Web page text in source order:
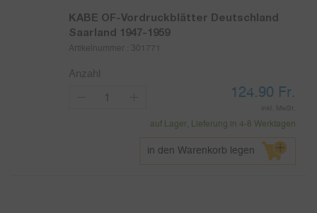
KABE OF-Vordruckblätter Deutschland
Saarland 1947-1959
Artikelnummer : 301771
Anzahl
124.90 Fr.
inkl. MwSt.
auf Lager, Lieferung in 4-8 Werktagen
in den Warenkorb legen